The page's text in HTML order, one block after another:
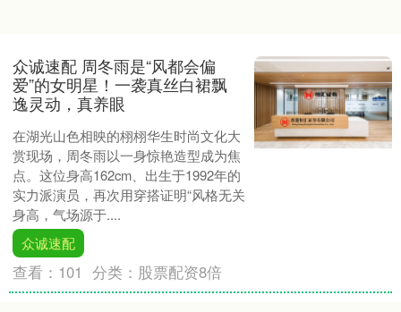
众诚速配 周冬雨是“风都会偏
爱”的女明星！一袭真丝白裙飘
逸灵动，真养眼
在湖光山色相映的栩栩华生时尚文化大
赏现场，周冬雨以一身惊艳造型成为焦
点。这位身高162cm、出生于1992年的
实力派演员，再次用穿搭证明“风格无关
身高，气场源于....
众诚速配
查看： 101 分类： 股票配资8倍